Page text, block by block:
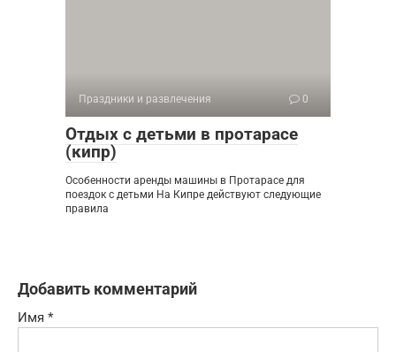
Праздники и развлечения 0
Отдых с детьми в протарасе
(кипр)
Особенности аренды машины в Протарасе для
поездок с детьми На Кипре действуют следующие
правила
Добавить комментарий
Имя *